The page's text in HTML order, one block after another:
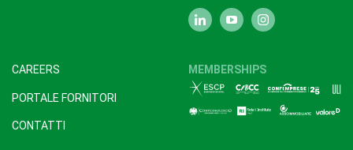
CAREERS
PORTALE FORNITORI
CONTATTI
MEMBERSHIPS